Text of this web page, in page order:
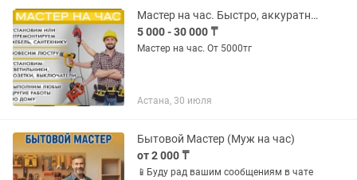
Мастер на час. Быстро, аккуратно и профессионально
5 000 - 30 000 ₸
Мастер на час. От 5000тг
Астана, 30 июля
Бытовой Мастер (Муж на час)
от 2 000 ₸
📱Буду рад вашим сообщениям в чате